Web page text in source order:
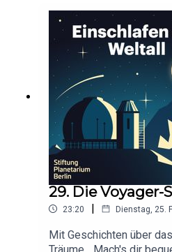
https://linktr.ee/
t von Tim Rodenkirchen
Kooperation mit der
BerlinRedaktion: Dr. Felix
Staesche, Ghazal
StaescheCover-Artwork
29. Die Voyager-
23:20 | Dienstag, 25.
Mit Geschichten über